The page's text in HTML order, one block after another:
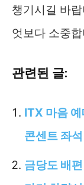
챙기시길 바
엇보다 소중
관련된 글:
ITX 마음
콘센트 좌
금당도 배